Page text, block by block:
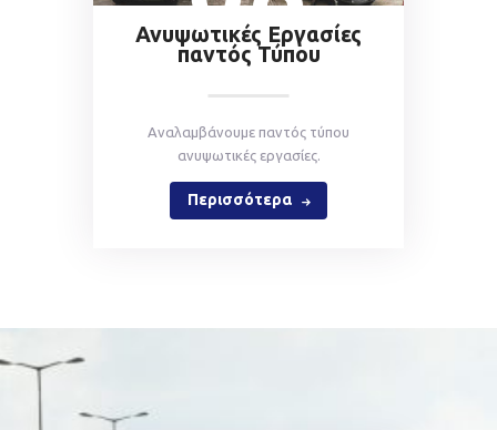
Ανυψωτικές Εργασίες
παντός Τύπου
Αναλαμβάνουμε παντός τύπου
ανυψωτικές εργασίες.
Περισσότερα